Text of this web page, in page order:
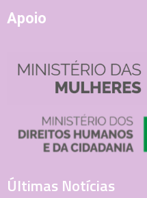
Apoio
Últimas Notícias